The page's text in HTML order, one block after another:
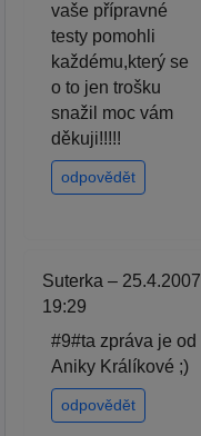
vaše přípravné
testy pomohli
každému,který se
o to jen trošku
snažil moc vám
děkuji!!!!!
odpovědět
Suterka – 25.4.2007
19:29
#9#ta zpráva je od
Aniky Králíkové ;)
odpovědět